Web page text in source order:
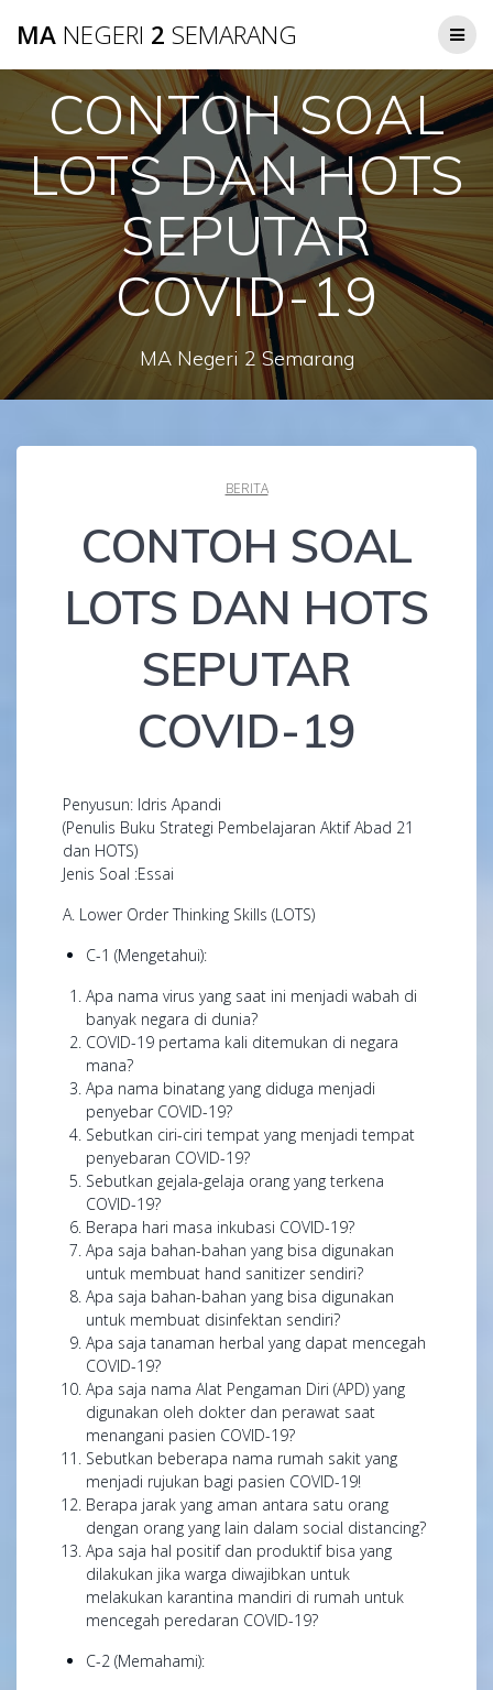
to
MA NEGERI 2 SEMARANG
CONTOH SOAL
LOTS DAN HOTS
SEPUTAR
COVID-19
MA Negeri 2 Semarang
BERITA
CONTOH SOAL
LOTS DAN HOTS
SEPUTAR
COVID-19
Penyusun: Idris Apandi
(Penulis Buku Strategi Pembelajaran Aktif Abad 21
dan HOTS)
Jenis Soal :Essai
A. Lower Order Thinking Skills (LOTS)
C-1 (Mengetahui):
Apa nama virus yang saat ini menjadi wabah di
banyak negara di dunia?
COVID-19 pertama kali ditemukan di negara
mana?
Apa nama binatang yang diduga menjadi
penyebar COVID-19?
Sebutkan ciri-ciri tempat yang menjadi tempat
penyebaran COVID-19?
Sebutkan gejala-gelaja orang yang terkena
COVID-19?
Berapa hari masa inkubasi COVID-19?
Apa saja bahan-bahan yang bisa digunakan
untuk membuat hand sanitizer sendiri?
Apa saja bahan-bahan yang bisa digunakan
untuk membuat disinfektan sendiri?
Apa saja tanaman herbal yang dapat mencegah
COVID-19?
Apa saja nama Alat Pengaman Diri (APD) yang
digunakan oleh dokter dan perawat saat
menangani pasien COVID-19?
Sebutkan beberapa nama rumah sakit yang
menjadi rujukan bagi pasien COVID-19!
Berapa jarak yang aman antara satu orang
dengan orang yang lain dalam social distancing?
Apa saja hal positif dan produktif bisa yang
dilakukan jika warga diwajibkan untuk
melakukan karantina mandiri di rumah untuk
mencegah peredaran COVID-19?
C-2 (Memahami):